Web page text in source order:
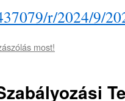
r/2024/9/
most!